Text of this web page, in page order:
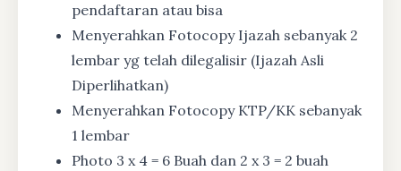
pendaftaran atau bisa
Menyerahkan Fotocopy Ijazah sebanyak 2
lembar yg telah dilegalisir (Ijazah Asli
Diperlihatkan)
Menyerahkan Fotocopy KTP/KK sebanyak
1 lembar
Photo 3 x 4 = 6 Buah dan 2 x 3 = 2 buah